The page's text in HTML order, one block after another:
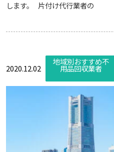
します。 片付け代行業者の
2020.12.02
地域別おすすめ不
用品回収業者